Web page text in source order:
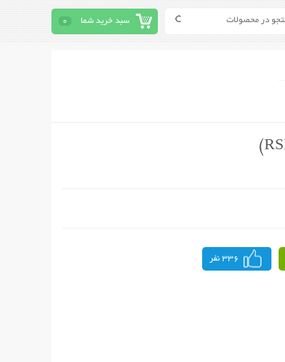
سبد خرید شما 0
336 نفر